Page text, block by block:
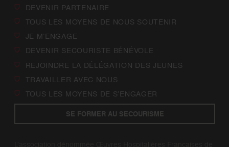
DEVENIR PARTENAIRE
TOUS LES MOYENS DE NOUS SOUTENIR
JE M’ENGAGE
DEVENIR SECOURISTE BÉNÉVOLE
REJOINDRE LA DÉLÉGATION DES JEUNES
TRAVAILLER AVEC NOUS
TOUS LES MOYENS DE S’ENGAGER
SE FORMER AU SECOURISME